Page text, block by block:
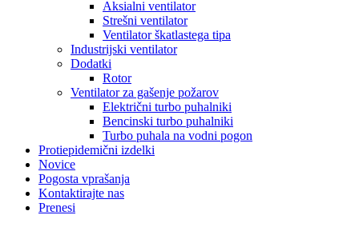
Aksialni ventilator
Strešni ventilator
Ventilator škatlastega tipa
Industrijski ventilator
Dodatki
Rotor
Ventilator za gašenje požarov
Električni turbo puhalniki
Bencinski turbo puhalniki
Turbo puhala na vodni pogon
Protiepidemični izdelki
Novice
Pogosta vprašanja
Kontaktirajte nas
Prenesi